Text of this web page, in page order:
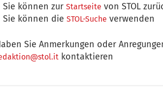
Sie können zurStartseite von STOL
Sie können dieSTOL-Suche verwenden
Sie Anmerkungen oder
kontaktieren